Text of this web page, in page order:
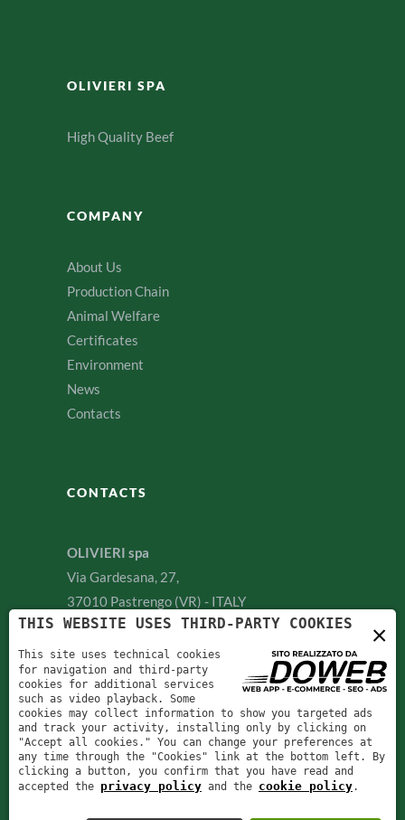
OLIVIERI SPA
High Quality Beef
COMPANY
About Us
Production Chain
Animal Welfare
Certificates
Environment
News
Contacts
CONTACTS
OLIVIERI spa
Via Gardesana, 27,
37010 Pastrengo (VR) - ITALY
P. IVA 02476700238
×
THIS WEBSITE USES THIRD-PARTY COOKIES
This site uses technical cookies
for navigation and third-party
cookies for additional services
such as video playback. Some
cookies may collect information to show you targeted ads
and track your activity, installing only by clicking on
"Accept all cookies." You can change your preferences at
any time through the "Cookies" link at the bottom left. By
clicking a button, you confirm that you have read and
accepted the privacy policy and the cookie policy.